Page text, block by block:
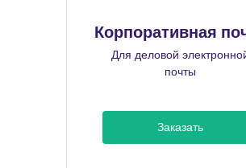
Корпоративная
Для деловой
почты
Заказать